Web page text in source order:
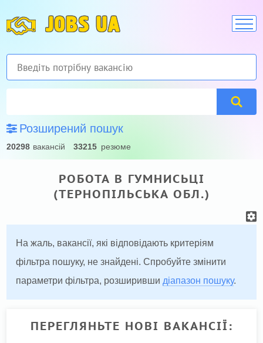
JOBS UA
Розширений пошук
20298 вакансій 33215 резюме
РОБОТА В ГУМНИСЬЦІ
(ТЕРНОПІЛЬСЬКА ОБЛ.)
На жаль, вакансії, які відповідають критеріям
фільтра пошуку, не знайдені. Спробуйте змінити
параметри фільтра, розширивши діапазон пошуку.
ПЕРЕГЛЯНЬТЕ НОВІ ВАКАНСІЇ: